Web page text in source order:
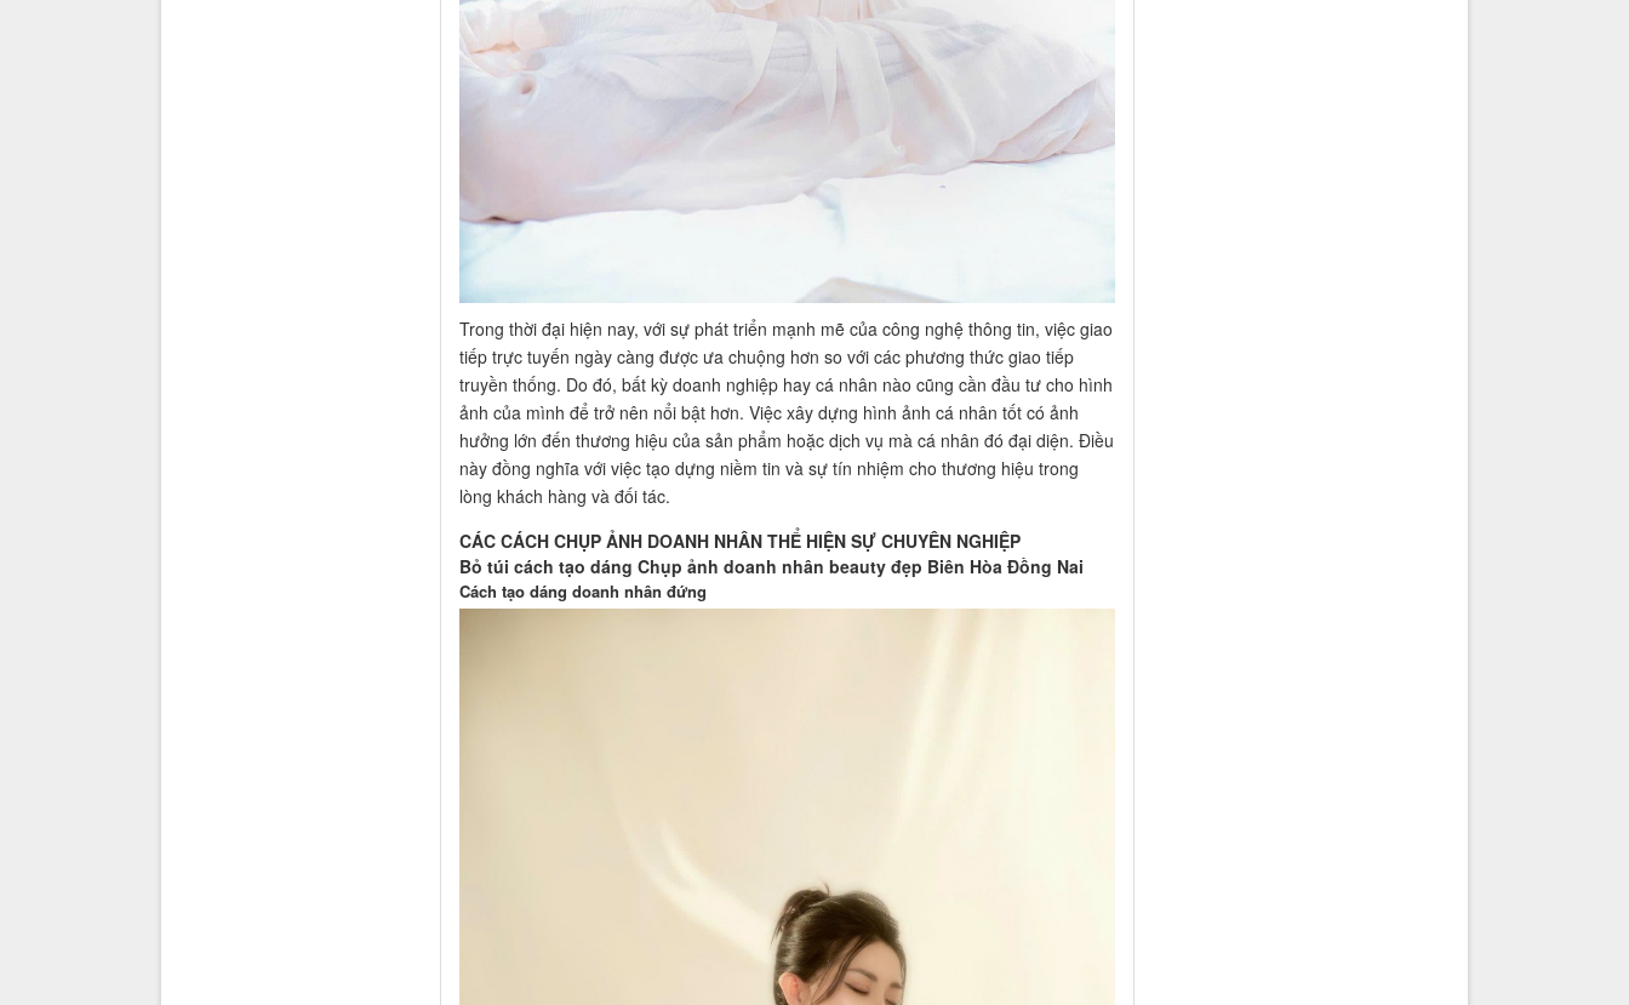
Trong thời đại hiện nay, với sự phát triển mạnh mẽ của công nghệ thông tin, việc giao
tiếp trực tuyến ngày càng được ưa chuộng hơn so với các phương thức giao tiếp
truyền thống. Do đó, bất kỳ doanh nghiệp hay cá nhân nào cũng cần đầu tư cho hình
ảnh của mình để trở nên nổi bật hơn. Việc xây dựng hình ảnh cá nhân tốt có ảnh
hưởng lớn đến thương hiệu của sản phẩm hoặc dịch vụ mà cá nhân đó đại diện. Điều
này đồng nghĩa với việc tạo dựng niềm tin và sự tín nhiệm cho thương hiệu trong
lòng khách hàng và đối tác.
CÁC CÁCH CHỤP ẢNH DOANH NHÂN THỂ HIỆN SỰ CHUYÊN NGHIỆP
Bỏ túi cách tạo dáng Chụp ảnh doanh nhân beauty đẹp Biên Hòa Đồng Nai
Cách tạo dáng doanh nhân đứng